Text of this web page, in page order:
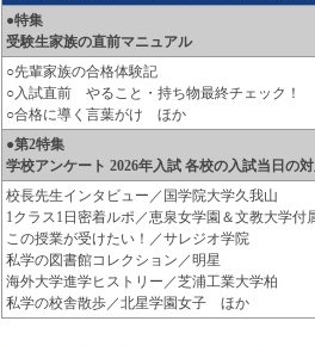
●特集
受験生家族の直前マニュアル
○先輩家族の合格体験記
○入試直前 やること・持ち物最終チェック！
○合格に導く言葉がけ ほか
●第2特集
学校アンケート 2026年入試 各校の入試当日の
校長先生インタビュー／国学院大学久我山
1クラス1日密着ルポ／恵泉女学園＆文教大学付
この授業が受けたい！／サレジオ学院
私学の図書館コレクション／明星
海外大学進学ヒストリー／芝浦工業大学柏
私学の校舎散歩／北星学園女子 ほか